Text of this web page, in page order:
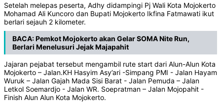
Setelah melepas peserta, Adhy didampingi Pj Wali Kota Mojokerto
Mohamad Ali Kuncoro dan Bupati Mojokerto Ikfina Fatmawati ikut
berlari sejauh 2 kilometer.
BACA:Pemkot Mojokerto akan Gelar SOMA Nite Run,
Berlari Menelusuri Jejak Majapahit
Jajaran pejabat tersebut mengambil rute start dari Alun-Alun Kota
Mojokerto – Jalan.KH Hasyim Asy’ari -Simpang PMI - Jalan Hayam
Wuruk – Jalan Gajah Mada Sisi Barat - Jalan Pemuda – Jalan
Letkol Soemardjo - Jalan WR. Soepratman – Jalan Mojopahit -
Finish Alun Alun Kota Mojokerto.